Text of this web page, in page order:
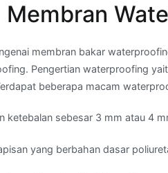
Membran
membran bakar
Pengertian waterproofing
beberapa macam
ketebalan sebesar 3 mm atau 4
yang berbahan dasar